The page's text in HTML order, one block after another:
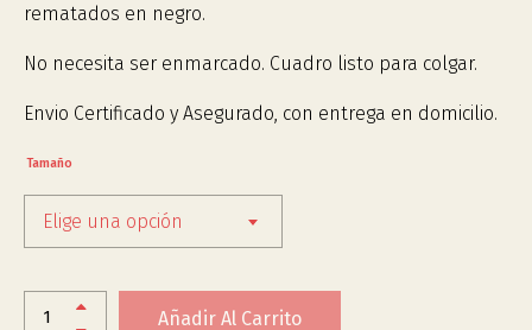
rematados en negro.
No necesita ser enmarcado. Cuadro listo para colgar.
Envio Certificado y Asegurado, con entrega en domicilio.
Tamaño
Elige una opción
Añadir Al Carrito